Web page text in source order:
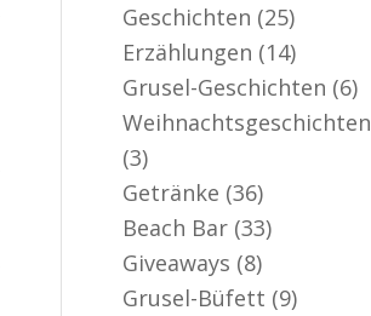
Geschichten (25)
Erzählungen (14)
Grusel-Geschichten (6)
Weihnachtsgeschichten
(3)
Getränke (36)
Beach Bar (33)
Giveaways (8)
Grusel-Büfett (9)